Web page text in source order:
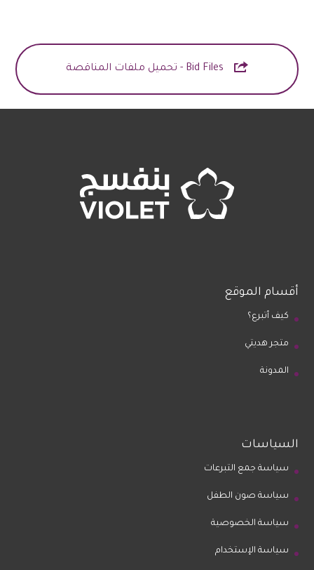
 Bid Files - تحميل ملفات المناقصة
أقسام الموقع
كيف أتبرع؟
متجر هديتي
المدونة
السياسات
سياسة جمع التبرعات
سياسة صون الطفل
سياسة الخصوصية
سياسة الإستخدام